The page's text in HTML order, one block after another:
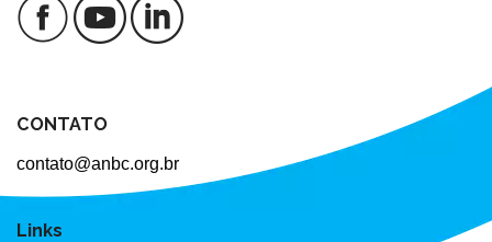
CONTATO
contato@anbc.org.br
Links